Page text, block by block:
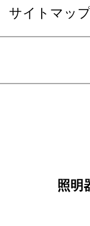
サイトマッ
照明